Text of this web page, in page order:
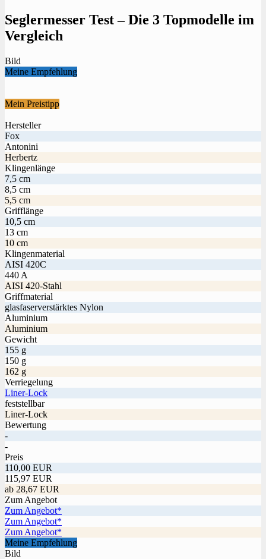
Seglermesser Test – Die 3 Topmodelle im
Vergleich
Bild
Meine Empfehlung
Mein Preistipp
Hersteller
Fox
Antonini
Herbertz
Klingenlänge
7,5 cm
8,5 cm
5,5 cm
Grifflänge
10,5 cm
13 cm
10 cm
Klingenmaterial
AISI 420C
440 A
AISI 420-Stahl
Griffmaterial
glasfaserverstärktes Nylon
Aluminium
Aluminium
Gewicht
155 g
150 g
162 g
Verriegelung
Liner-Lock
feststellbar
Liner-Lock
Bewertung
-
-
Preis
110,00 EUR
115,97 EUR
ab 28,67 EUR
Zum Angebot
Zum Angebot*
Zum Angebot*
Zum Angebot*
Meine Empfehlung
Bild